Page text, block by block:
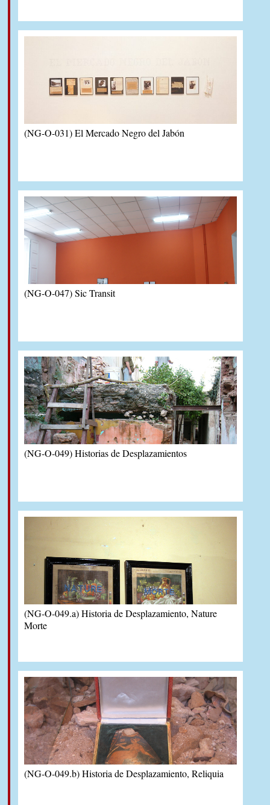
(NG-O-031) El Mercado Negro del Jabón
(NG-O-047) Sic Transit
(NG-O-049) Historias de Desplazamientos
(NG-O-049.a) Historia de Desplazamiento, Nature
Morte
(NG-O-049.b) Historia de Desplazamiento, Reliquia